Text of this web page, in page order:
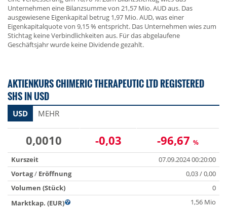
Unternehmen eine Bilanzsumme von 21,57 Mio. AUD aus. Das
ausgewiesene Eigenkapital betrug 1,97 Mio. AUD, was einer
Eigenkapitalquote von 9,15 % entspricht. Das Unternehmen wies zum
Stichtag keine Verbindlichkeiten aus. Für das abgelaufene
Geschäftsjahr wurde keine Dividende gezahlt.
AKTIENKURS CHIMERIC THERAPEUTIC LTD REGISTERED
SHS IN USD
USD MEHR
0,0010 -0,03 -96,67 %
Kurszeit
07.09.2024 00:20:00
Vortag/ Eröffnung
0,03 / 0,00
Volumen (Stück)
0
Marktkap. (EUR)
1,56 Mio